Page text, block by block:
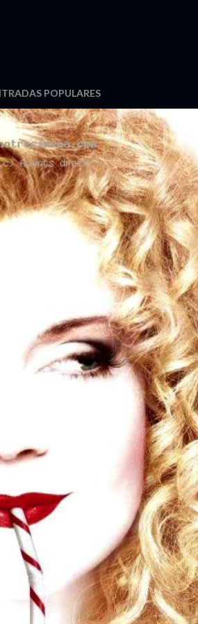
POPULARES